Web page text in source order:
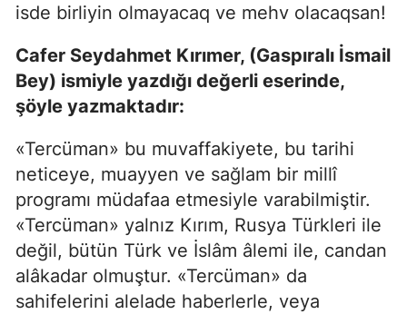
isde birliyin olmayacaq ve mehv olacaqsan!
Cafer Seydahmet Kırımer, (Gaspıralı İsmail
Bey) ismiyle yazdığı değerli eserinde,
şöyle yazmaktadır:
«Tercüman» bu muvaffakiyete, bu tarihi
neticeye, muayyen ve sağlam bir millî
programı müdafaa etmesiyle varabilmiştir.
«Tercüman» yalnız Kırım, Rusya Türkleri ile
değil, bütün Türk ve İslâm âlemi ile, candan
alâkadar olmuştur. «Tercüman» da
sahifelerini alelade haberlerle, veya